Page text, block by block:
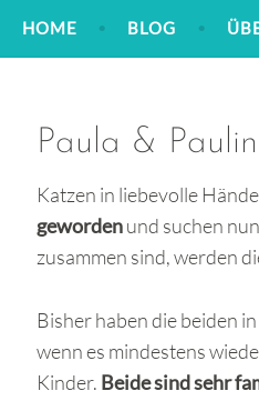
HOME BLOG
Paula &
Katzen in liebevolle
gewordenund suchen
zusammen sind, werden
Bisher haben die beiden
wenn es mindestens
Kinder. Beide sind sehr